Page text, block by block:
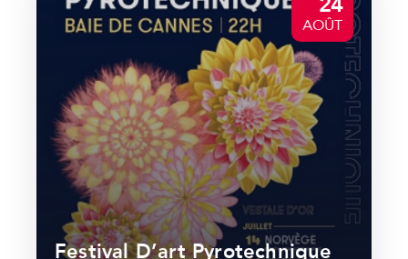
AOÛT
Festival D’art Pyrotechnique